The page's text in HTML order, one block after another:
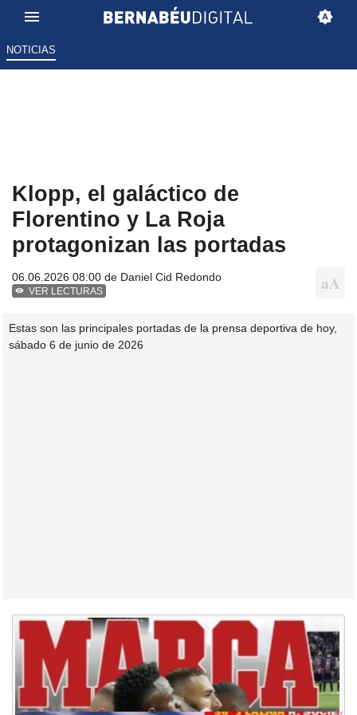
NOTICIAS
Klopp, el galáctico de
Florentino y La Roja
protagonizan las portadas
06.06.2026 08:00 de Daniel Cid Redondo
VER LECTURAS
Estas son las principales portadas de la prensa deportiva de hoy,
sábado 6 de junio de 2026